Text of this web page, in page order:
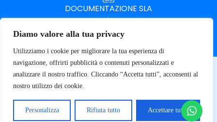
Diamo valore alla tua privacy
Utilizziamo i cookie per migliorare la tua esperienza di
navigazione, offrirti pubblicità o contenuti personalizzati e
analizzare il nostro traffico. Cliccando “Accetta tutti”, acconsenti al
nostro utilizzo dei cookie.
Personalizza Rifiuta tutto Accettare tutto
DOCUMENTAZIONE SLA
© 2026 SOFT TECNOLOGY | P.IVA 02137470643
Privacy Policy